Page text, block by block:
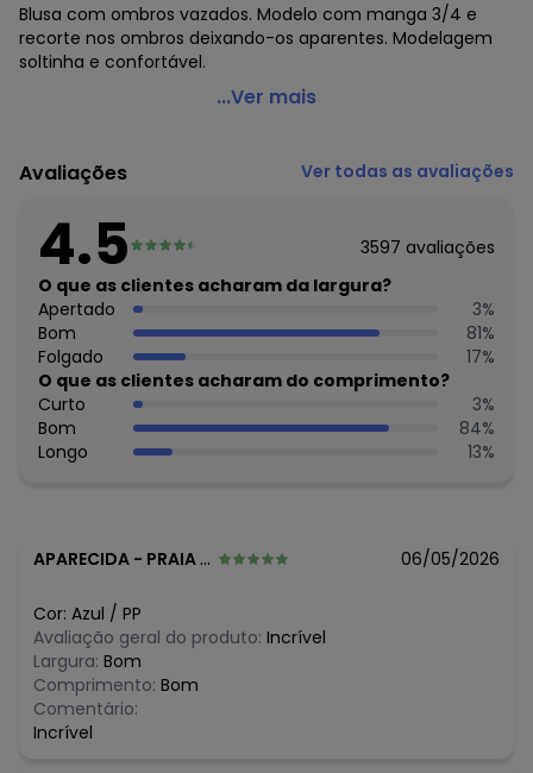
Blusa com ombros vazados. Modelo com manga 3/4 e
recorte nos ombros deixando-os aparentes. Modelagem
soltinha e confortável.
bonprix - Blusa com Ombros Vazados Verde
Modelagem: Solto
Comprimento da manga: 3/4
Complemento: Recorte vazado
Observação: Ombros vazados
Tecido: Malha
Composição: Conforme imagem etiqueta
Histórico de preços
O preço apresentado abaixo é o menor oferecido em
algum dia do mês, para o menor tamanho disponível.
agosto/2026
N/D*
julho/2026 R$ 34,99
março/2026 R$ 39,99
...Ver mais
Avaliações Ver todas as avaliações
4.5 3597 avaliações
O que as clientes acharam da largura?
Apertado
3%
Bom
81%
Folgado
17%
O que as clientes acharam do comprimento?
Curto
3%
Bom
84%
Longo
13%
APARECIDA - PRAIA GRANDE - SP 06/05/2026
Cor: Azul / PP
Avaliação geral do produto: Incrível
Largura: Bom
Comprimento: Bom
Comentário:
Incrível